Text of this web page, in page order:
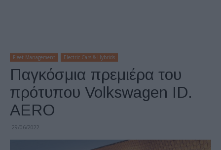
Fleet Management Electric Cars & Hybrids
Παγκόσμια πρεμιέρα του
πρότυπου Volkswagen ID.
AERO
29/06/2022